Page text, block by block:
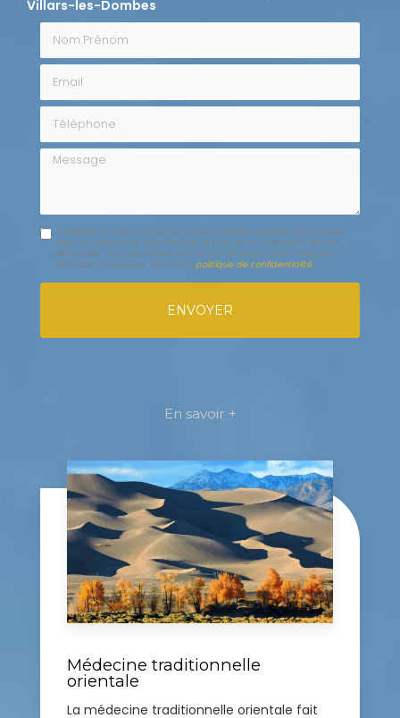
Villars-les-Dombes
Nom Prénom
Email
Message
J'autorise ce site à conserver l'ensemble des données transmises
dans ce formulaire pour faciliter le suivi et le traitement de ma
demande.
(Aucune exploitation commerciale ne sera faite des
données conservées. Voir notre politique de confidentialité)
En savoir +
Médecine traditionnelle
orientale
La médecine traditionnelle orientale fait